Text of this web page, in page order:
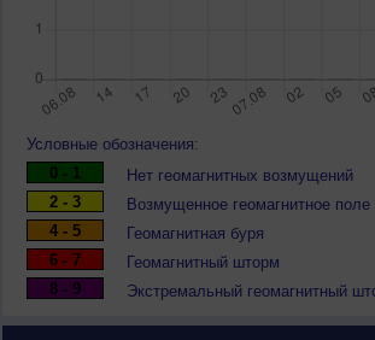
Условные обозначения:
0 - 1
Нет геомагнитных возмущений
2 - 3
Возмущенное геомагнитное поле
4 - 5
Геомагнитная буря
6 - 7
Геомагнитный шторм
8 - 9
Экстремальный геомагнитный